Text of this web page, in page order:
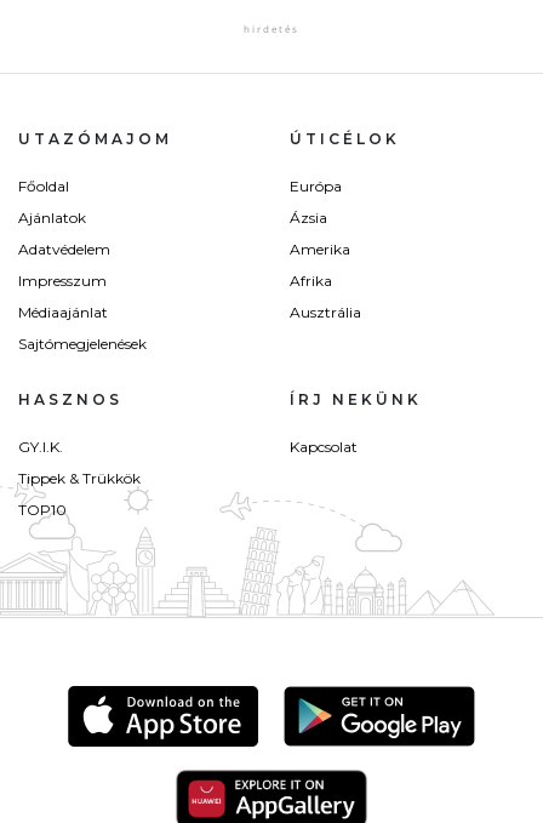
UTAZÓMAJOM
Főoldal
Ajánlatok
Adatvédelem
Impresszum
Médiaajánlat
Sajtómegjelenések
ÚTICÉLOK
Európa
Ázsia
Amerika
Afrika
Ausztrália
HASZNOS
GY.I.K.
Tippek & Trükkök
TOP10
ÍRJ NEKÜNK
Kapcsolat